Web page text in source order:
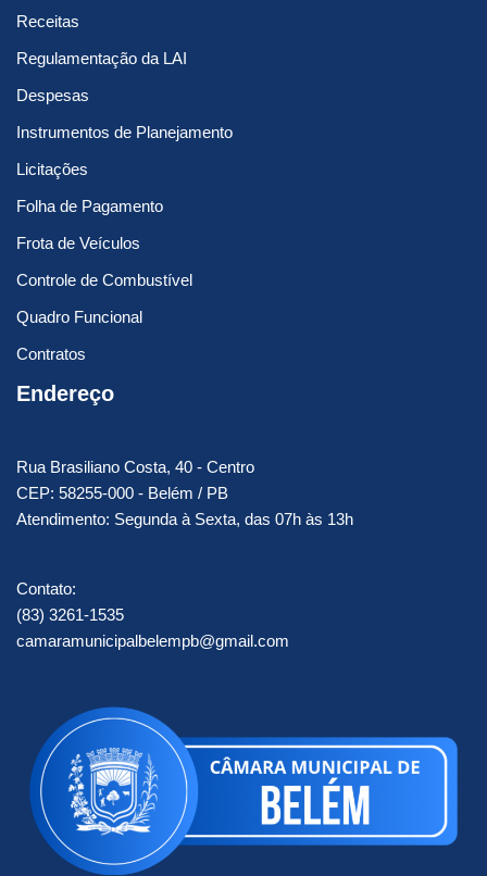
Receitas
Regulamentação da LAI
Despesas
Instrumentos de Planejamento
Licitações
Folha de Pagamento
Frota de Veículos
Controle de Combustível
Quadro Funcional
Contratos
Endereço
Rua Brasiliano Costa, 40 - Centro
CEP: 58255-000 - Belém / PB
Atendimento: Segunda à Sexta, das 07h às 13h
Contato:
(83) 3261-1535
camaramunicipalbelempb@gmail.com